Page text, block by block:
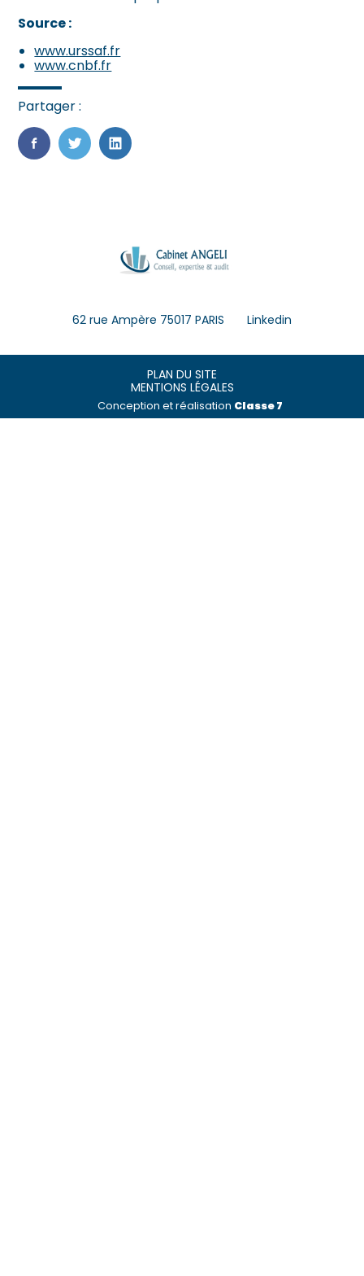
Source :
www.urssaf.fr
www.cnbf.fr
Partager :
FaceBook
TwitterLinkedIn
Footer
Principale
62 rue Ampère 75017 PARIS Linkedin
PLAN DU SITE
MENTIONS LÉGALES
Conception et réalisation Classe 7